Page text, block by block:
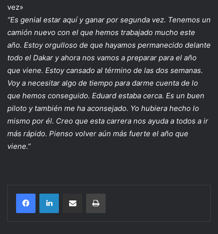
vez»
“Es genial estar aquí y ganar por segunda vez. Tenemos un
camión nuevo con el que hemos trabajado mucho este
año. Estoy orgulloso de que hayamos permanecido delante
todo el Dakar y ahora nos vamos a preparar para el año
que viene. Estoy cansado al término de las dos semanas.
Voy a necesitar algo de tiempo para darme cuenta de lo
que hemos conseguido. Eduard estaba cerca. Es un buen
piloto y también me ha aconsejado. Yo hubiera hecho lo
mismo por él. Creo que esta carrera nos ayuda a todos a ir
más rápido. Pienso volver aún más fuerte el año que
viene.”
Compartir por correo electrónicoImprimir